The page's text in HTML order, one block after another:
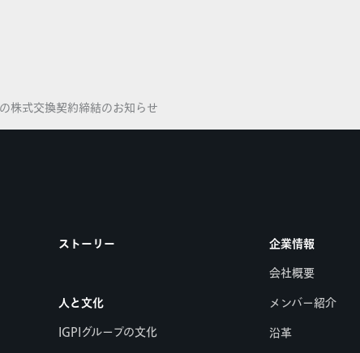
株式交換契約締結のお知らせ
ストーリー
人と文化
IGPIグループの文化
企業情報
会社概要
メンバー紹介
沿革